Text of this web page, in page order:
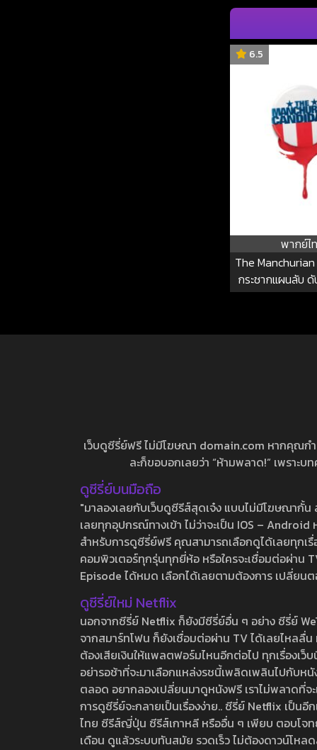
6.5
พากย์ไ
The
กระชากแผนลับ
เว็บดูซีรี่ย์ฟรี ไม่มีโฆษณา domain.com หากคุณก
ละก็ขอบอกเลยว่า “ห้ามพลาด!” เพราะ
ดูซีรี่ย์บนมือถือ
"มาลองเลยกับเว็บดูซีรีส์สุดเจ๋ง แบบไม่มีโฆษณากั้
เลยทุกอุปกรณ์ทางเข้า ไม่ว่าจะเป็น IOS –
สำหรับการดูซีรี่ย์ฟรี คุณสามารถเลือกดูได้เลยทุกเ
คอมพิวเตอร์ทุกรุ่นทุกยี่ห้อ หรือใครจะเชื่อมต่อผ่าน
Episode ได้หมด เลือกได้เลยตามต้องการ เปลี่ยน
ดูซีรี่ย์ใหม่ Netflix
นอกจากซีรี่ย์ Netflix ก็ยังมีซีรี่ย์อื่น ๆ อย่าง ซีรี่ย์
จากสมาร์ทโฟน ก็ยังเชื่อมต่อผ่าน TV ได้เลยไหลลื่
ต้องเสียเงินให้แพลตฟอร์มไหนอีกต่อไป ทุกเรื่องเว็
อย่ารอช้าที่จะมาเลือกแหล่งรชนี้เพลิดเพลินไปกับห
ตลอด อยากลองเปลี่ยนมาดูหนังฟรี เราไม่พลาดที่
การดูซีรี่ย์จะกลายเป็นเรื่องง่าย.. ซีรี่ย์ Netflix เป็น
ไทย ซีรีส์ญี่ปุ่น ซีรีส์เกาหลี หรืออื่น ๆ เพียบ ตอบโจท
เดือน ดูแล้วระบบทันสมัย รวดเร็ว ไม่ต้องดาวน์โห